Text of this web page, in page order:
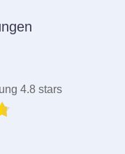
4.8 stars